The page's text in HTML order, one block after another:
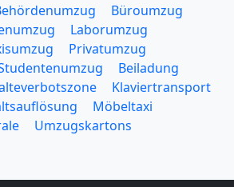
Büroumzug
Laborumzug
Privatumzug
Beiladung
Klaviertransport
Möbeltaxi
Umzugskartons